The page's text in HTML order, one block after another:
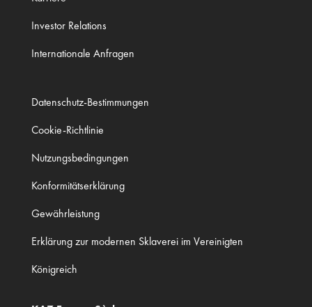
Investor Relations
Internationale Anfragen
Datenschutz-Bestimmungen
Cookie-Richtlinie
Nutzungsbedingungen
Konformitätserklärung
Gewährleistung
Erklärung zur modernen Sklaverei im Vereinigten
Königreich